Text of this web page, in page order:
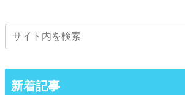
新着記事